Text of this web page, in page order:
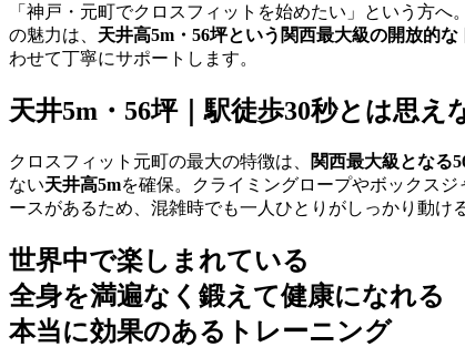
「神戸・元町でクロスフィットを始めたい」という方へ。
の魅力は、 天井高5m・56坪という関西最大級の開放的な
わせて丁寧にサポートします。
天井5m・56坪｜駅徒歩30秒とは思え
クロスフィット元町の最大の特徴は、 関西最大級となる
ない天井高5mを確保。クライミングロープやボックス
ースがあるため、混雑時でも一人ひとりがしっかり動
世界中で楽しまれている
全身を満遍なく鍛えて健康になれる
本当に効果のあるトレーニング